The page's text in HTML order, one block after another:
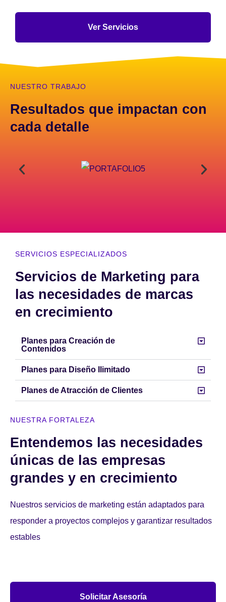
Ver Servicios
NUESTRO TRABAJO
Resultados que impactan con
cada detalle
SERVICIOS ESPECIALIZADOS
Servicios de Marketing para
las necesidades de marcas
en crecimiento
Planes para Creación de
Contenidos
Planes para Diseño Ilimitado
Planes de Atracción de Clientes
NUESTRA FORTALEZA
Entendemos las necesidades
únicas de las empresas
grandes y en crecimiento
Nuestros servicios de marketing están adaptados para
responder a proyectos complejos y garantizar resultados
estables
Solicitar Asesoría